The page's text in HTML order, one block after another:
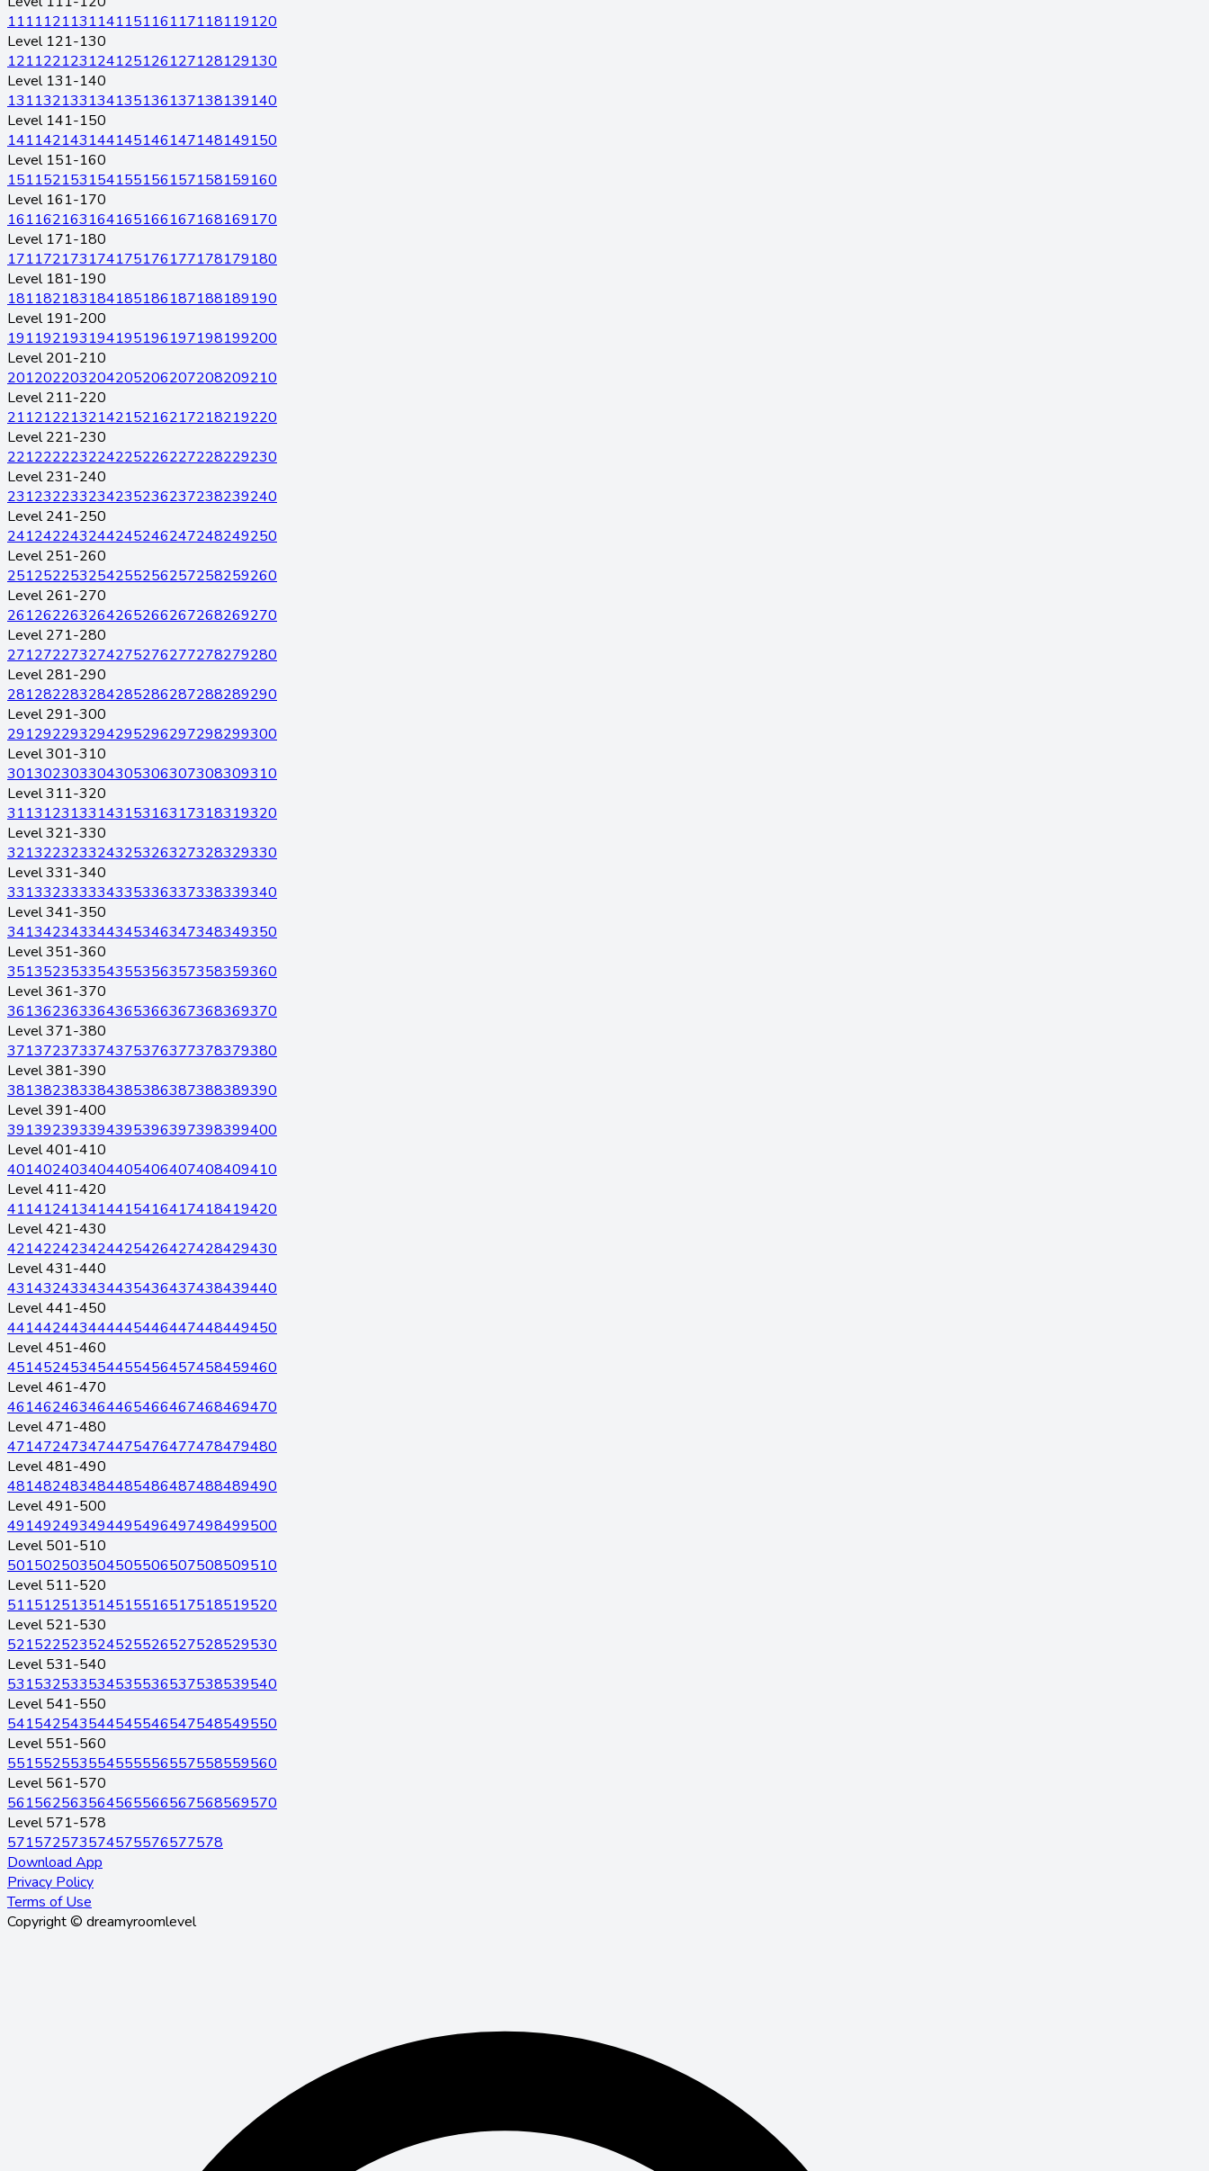
111112113114115116117118119120
Level 121-130
121122123124125126127128129130
Level 131-140
131132133134135136137138139140
Level 141-150
141142143144145146147148149150
Level 151-160
151152153154155156157158159160
Level 161-170
161162163164165166167168169170
Level 171-180
171172173174175176177178179180
Level 181-190
181182183184185186187188189190
Level 191-200
191192193194195196197198199200
Level 201-210
201202203204205206207208209210
Level 211-220
211212213214215216217218219220
Level 221-230
221222223224225226227228229230
Level 231-240
231232233234235236237238239240
Level 241-250
241242243244245246247248249250
Level 251-260
251252253254255256257258259260
Level 261-270
261262263264265266267268269270
Level 271-280
271272273274275276277278279280
Level 281-290
281282283284285286287288289290
Level 291-300
291292293294295296297298299300
Level 301-310
301302303304305306307308309310
Level 311-320
311312313314315316317318319320
Level 321-330
321322323324325326327328329330
Level 331-340
331332333334335336337338339340
Level 341-350
341342343344345346347348349350
Level 351-360
351352353354355356357358359360
Level 361-370
361362363364365366367368369370
Level 371-380
371372373374375376377378379380
Level 381-390
381382383384385386387388389390
Level 391-400
391392393394395396397398399400
Level 401-410
401402403404405406407408409410
Level 411-420
411412413414415416417418419420
Level 421-430
421422423424425426427428429430
Level 431-440
431432433434435436437438439440
Level 441-450
441442443444445446447448449450
Level 451-460
451452453454455456457458459460
Level 461-470
461462463464465466467468469470
Level 471-480
471472473474475476477478479480
Level 481-490
481482483484485486487488489490
Level 491-500
491492493494495496497498499500
Level 501-510
501502503504505506507508509510
Level 511-520
511512513514515516517518519520
Level 521-530
521522523524525526527528529530
Level 531-540
531532533534535536537538539540
Level 541-550
541542543544545546547548549550
Level 551-560
551552553554555556557558559560
Level 561-570
561562563564565566567568569570
Level 571-578
571572573574575576577578
Download App
Privacy Policy
Terms of Use
Copyright © dreamyroomlevel